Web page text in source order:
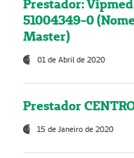
Prestador:
51004349-0
Master)
01 de Abril de 2020
Prestador
15 de Janeiro de 2020